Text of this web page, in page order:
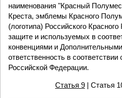
наименования "Красный
Креста, эмблемы Красного
(логотипа) Российского
защите и используемых в
конвенциями и
ответственность в
Российской Федерации.
Статья 9| Статья